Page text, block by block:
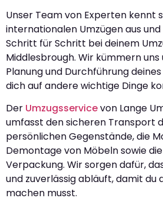
Unser Team von Experten kennt
internationalen Umzügen aus
Schritt für Schritt bei deinem
Middlesbrough. Wir kümmern
Planung und Durchführung
dich auf andere wichtige Dinge
Der Umzugsservicevon Lange
umfasst den sicheren Transport
persönlichen Gegenstände, die
Demontage von Möbeln sowie
Verpackung. Wir sorgen dafür,
und zuverlässig abläuft, damit du
machen musst.